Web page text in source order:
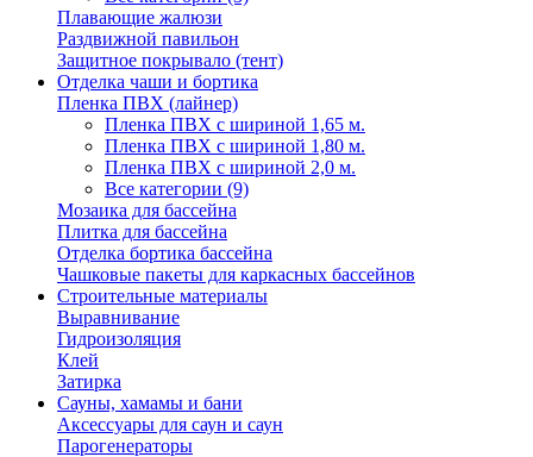
Плавающие жалюзи
Раздвижной павильон
Защитное покрывало (тент)
Отделка чаши и бортика
Пленка ПВХ (лайнер)
Пленка ПВХ с шириной 1,65 м.
Пленка ПВХ с шириной 1,80 м.
Пленка ПВХ с шириной 2,0 м.
Все категории (9)
Мозаика для бассейна
Плитка для бассейна
Отделка бортика бассейна
Чашковые пакеты для каркасных бассейнов
Строительные материалы
Выравнивание
Гидроизоляция
Клей
Затирка
Сауны, хамамы и бани
Аксессуары для саун и саун
Парогенераторы